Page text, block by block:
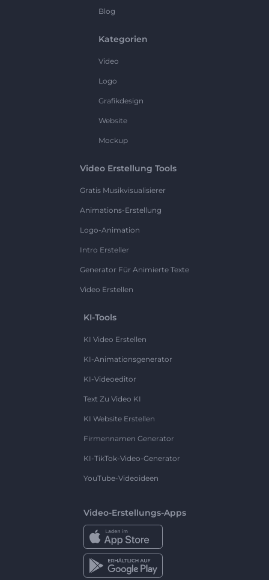
Blog
Kategorien
Video
Logo
Grafikdesign
Website
Mockup
Video Erstellung Tools
Gratis Musikvisualisierer
Animations-Erstellung
Logo-Animation
Intro Ersteller
Generator Für Animierte Texte
Video Erstellen
KI-Tools
KI Video Erstellen
KI-Animationsgenerator
KI-Videoeditor
Text Zu Video KI
KI Website Erstellen
Firmennamen Generator
KI-TikTok-Video-Generator
YouTube-Videoideen
Video-Erstellungs-Apps